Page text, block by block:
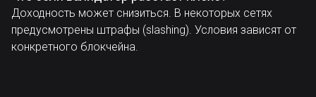
Доходность может снизиться. В некоторых сетях
предусмотрены штрафы (slashing). Условия зависят от
конкретного блокчейна.